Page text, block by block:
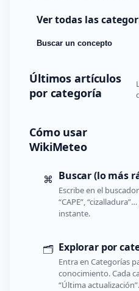
Ver todas las
Buscar un concepto
Últimos artículos
por categoría
Cómo usar
WikiMeteo
⌘ Buscar (lo más
Escribe en el
“CAPE”,
instante.
🗂️ Explorar por
Entra en Categorías
conocimiento. Cada
“Última actualización”.